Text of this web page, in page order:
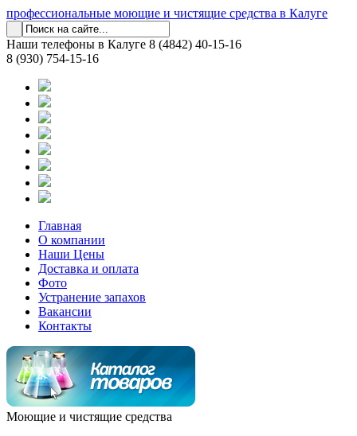
профессиональные моющие и чистящие средства в Калуге
Наши телефоны в Калуге 8 (4842) 40-15-16
8 (930) 754-15-16
Главная
О компании
Наши Цены
Доставка и оплата
Фото
Устранение запахов
Вакансии
Контакты
Моющие и чистящие средства